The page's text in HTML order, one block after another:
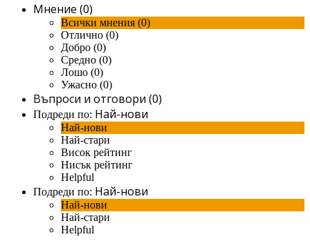
Мнение (0)
Всички мнения (0)
Отлично (0)
Добро (0)
Средно (0)
Лошо (0)
Ужасно (0)
Въпроси и отговори (0)
Подреди по: Най-нови
Най-нови
Най-стари
Висок рейтинг
Нисък рейтинг
Helpful
Подреди по: Най-нови
Най-нови
Най-стари
Helpful